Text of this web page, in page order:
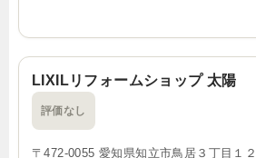
LIXILリフォームショップ 太陽
評価なし
〒472-0055 愛知県知立市鳥居３丁目１２